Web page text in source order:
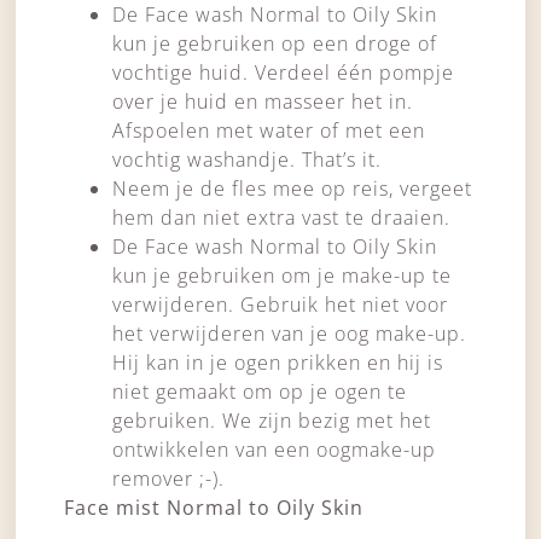
De Face wash Normal to Oily Skin
kun je gebruiken op een droge of
vochtige huid. Verdeel één pompje
over je huid en masseer het in.
Afspoelen met water of met een
vochtig washandje. That’s it.
Neem je de fles mee op reis, vergeet
hem dan niet extra vast te draaien.
De Face wash Normal to Oily Skin
kun je gebruiken om je make-up te
verwijderen. Gebruik het niet voor
het verwijderen van je oog make-up.
Hij kan in je ogen prikken en hij is
niet gemaakt om op je ogen te
gebruiken. We zijn bezig met het
ontwikkelen van een oogmake-up
remover ;-).
Face mist Normal to Oily Skin